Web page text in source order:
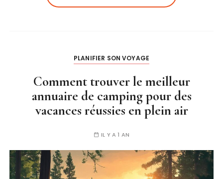
PLANIFIER SON VOYAGE
Comment trouver le meilleur
annuaire de camping pour des
vacances réussies en plein air
IL Y A 1 AN